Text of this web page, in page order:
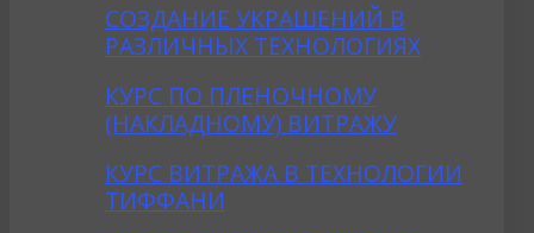
CОЗДАНИE УКРАШЕНИЙ В
РАЗЛИЧНЫХ ТЕХНОЛОГИЯХ
КУРС ПО ПЛЕНОЧНОМУ
(НАКЛАДНОМУ) ВИТРАЖУ
КУРС ВИТРАЖА В ТЕХНОЛОГИИ
ТИФФАНИ